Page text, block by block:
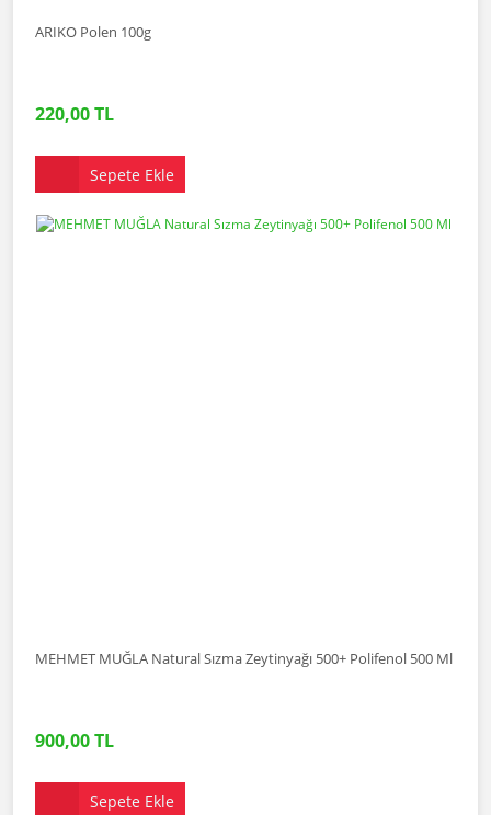
ARIKO Polen 100g
220,00 TL
Sepete Ekle
MEHMET MUĞLA Natural Sızma Zeytinyağı 500+ Polifenol 500 Ml
900,00 TL
Sepete Ekle